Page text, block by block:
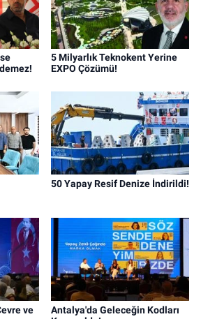
5 Milyarlık Teknokent Yerine
EXPO Çözümü!
50 Yapay Resif Denize İndirildi!
ve
Antalya'da Geleceğin Kodları